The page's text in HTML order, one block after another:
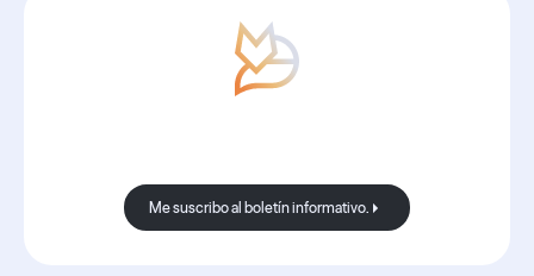
Me suscribo al boletín
Me suscribo al boletín informativo.